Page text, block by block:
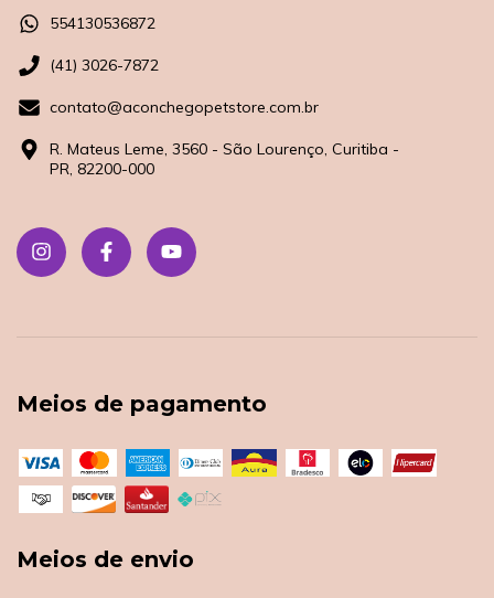
554130536872
(41) 3026-7872
contato@aconchegopetstore.com.br
R. Mateus Leme, 3560 - São Lourenço, Curitiba -
PR, 82200-000
Meios de pagamento
Meios de envio